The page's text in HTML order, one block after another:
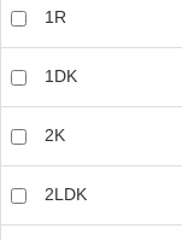
1R
1DK
2K
2LDK